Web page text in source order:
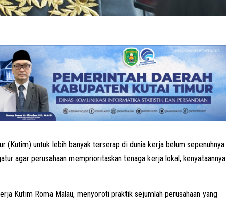
(Kutim) untuk lebih banyak terserap di dunia kerja belum sepenuhnya
agar perusahaan memprioritaskan tenaga kerja lokal, kenyataannya
Kutim Roma Malau, menyoroti praktik sejumlah perusahaan yang